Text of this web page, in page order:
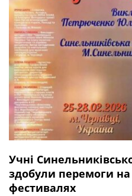
Учні
здобули перемоги
фестивалях